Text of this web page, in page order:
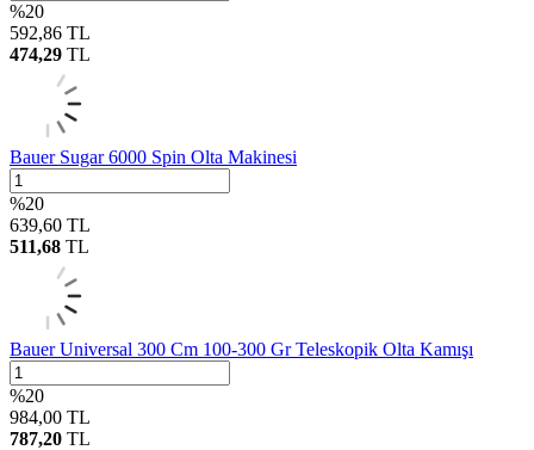
%20
592,86 TL
474,29 TL
Bauer Sugar 6000 Spin Olta Makinesi
%20
639,60 TL
511,68 TL
Bauer Universal 300 Cm 100-300 Gr Teleskopik Olta Kamışı
%20
984,00 TL
787,20 TL